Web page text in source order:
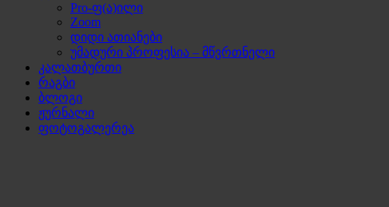
Pro-ფ(ა)ილი
Zoom
დიდი ათიანები
უმადური პროფესია – მწვრთნელი
კალათბურთი
რაგბი
ბლოგი
ჟურნალი
ფოტოგალერეა